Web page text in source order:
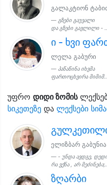
გალაკტიონ
გზები გაუვალი
და გზები გავლილი -
ი - ხვი
ლელა გაბური
პაწაწინა იხვმა
ფართოცხვირა
უფრო დიდი ზომის
სიკეთეზე და ლექსები
ელიზბარ გაბუნია
- უნდა ავდგე,
რა ვქნა , არ
ზღარბი